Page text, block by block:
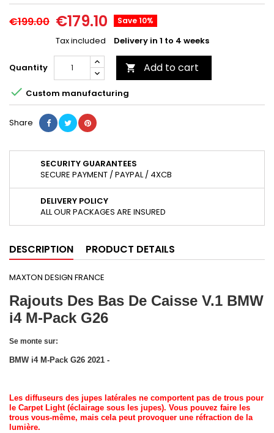
€199.00 €179.10 Save 10%
Tax included Delivery in 1 to 4 weeks
Quantity  Add to cart
 Custom manufacturing
Share
SECURITY GUARANTEES
SECURE PAYMENT / PAYPAL / 4XCB
DELIVERY POLICY
ALL OUR PACKAGES ARE INSURED
DESCRIPTION PRODUCT DETAILS
MAXTON DESIGN FRANCE
Rajouts Des Bas De Caisse V.1 BMW
i4 M-Pack G26
Se monte sur:
BMW i4 M-Pack G26 2021 -
Les diffuseurs des jupes latérales ne comportent pas de trous pour
le Carpet Light (éclairage sous les jupes). Vous pouvez faire les
trous vous-même, mais cela peut provoquer une réfraction de la
lumière.